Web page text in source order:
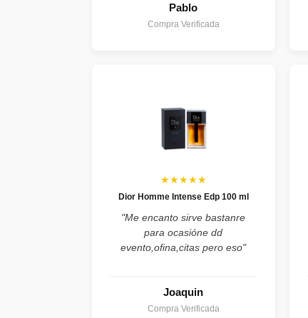
Pablo
Compra Verificada
★★★★★
Dior Homme Intense Edp 100 ml
"Me encanto sirve bastanre
para ocasióne dd
evento,ofina,citas pero eso"
Joaquin
Compra Verificada